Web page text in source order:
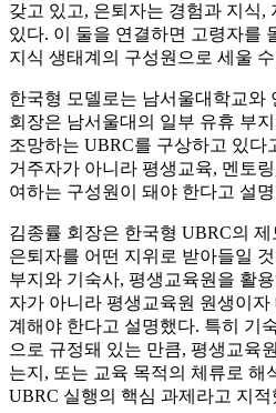
갖고 있고, 은퇴자는 경험과 지식,
있다. 이 둘을 연결하면 고령자를
지식 생태계의 구성원으로 세울
한국형 모델로는 남서울대학교와
회장은 남서울대의 일부 유휴 부
조망하는 UBRC를 구상하고 있다
거주자가 아니라 평생교육, 멘토
여하는 구성원이 돼야 한다고 설
김종률 회장은 한국형 UBRC의
은퇴자를 어떤 지위로 받아들일
부지와 기숙사, 평생교육원을 활
자가 아니라 평생교육원 원생이
계해야 한다고 설명했다. 특히 기
으로 규정돼 있는 만큼, 평생교육
는지, 또는 교육 목적의 체류로 해
UBRC 실행의 핵심 과제라고 지적